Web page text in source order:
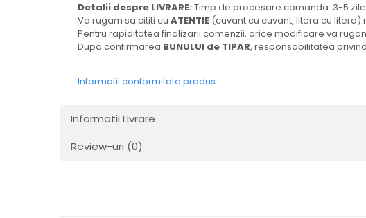
Detalii despre LIVRARE: Timp de procesare comanda: 3-5
Va rugam sa cititi cu ATENTIE (cuvant cu cuvant, litera cu
Pentru rapiditatea finalizarii comenzii, orice modificare va
Dupa confirmarea BUNULUI de TIPAR, responsabilitatea
Informatii conformitate produs
Informatii Livrare
Review-uri (0)